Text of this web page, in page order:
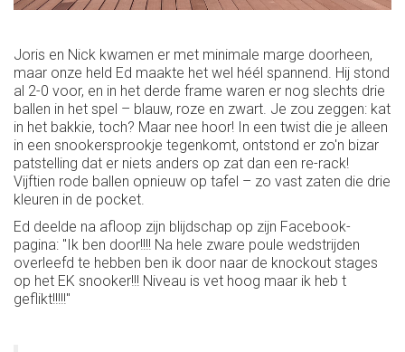
Joris en Nick kwamen er met minimale marge doorheen,
maar onze held Ed maakte het wel héél spannend. Hij stond
al 2-0 voor, en in het derde frame waren er nog slechts drie
ballen in het spel – blauw, roze en zwart. Je zou zeggen: kat
in het bakkie, toch? Maar nee hoor! In een twist die je alleen
in een snookersprookje tegenkomt, ontstond er zo'n bizar
patstelling dat er niets anders op zat dan een re-rack!
Vijftien rode ballen opnieuw op tafel – zo vast zaten die drie
kleuren in de pocket.
Ed deelde na afloop zijn blijdschap op zijn Facebook-
pagina: "Ik ben door!!!! Na hele zware poule wedstrijden
overleefd te hebben ben ik door naar de knockout stages
op het EK snooker!!! Niveau is vet hoog maar ik heb t
geflikt!!!!!"